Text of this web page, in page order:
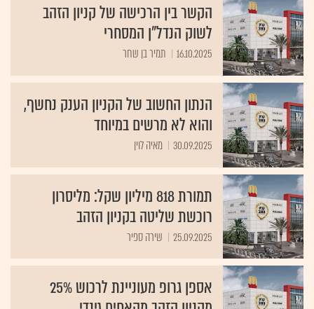
הקשר בין הרכישה של קניון הזהב
לשוק הנדל"ן המסחרי
16.10.2025 תמיר בן שחר
הנתון החשוב של הקניון הענק נחשף,
והוא לא מרשים במיוחד
30.09.2025 מאיה לוין
תמורת 818 מיליון שקל: מליסרון
רוכשת שליטה בקניון הזהב
25.09.2025 שירה ספיר
אספן גרופ מעוניינת לרכוש 25%